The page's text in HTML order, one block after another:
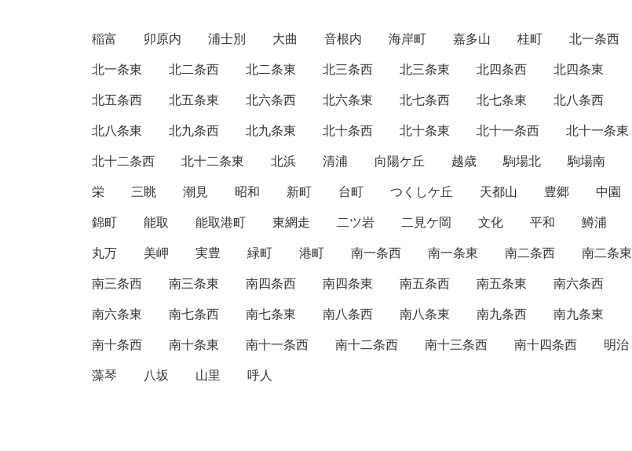
稲富 卯原内 浦士別 大曲 音根内 海岸町 嘉多山 桂町
北一条西
北一条東
北二条西 北二条東 北三条西 北三条東 北四条西
北四条東
北五条西
北五条東 北六条西 北六条東 北七条西 北七条東
北八条西
北八条東
北九条西 北九条東 北十条西 北十条東 北十一条西
北十一条東
北十二条西
北十二条東 北浜 清浦 向陽ケ丘 越歳 駒場北
駒場南
栄
三眺 潮見 昭和 新町 台町 つくしケ丘 天都山 豊郷
中園
錦町
能取 能取港町 東網走 二ツ岩 二見ケ岡 文化 平和
鱒浦
丸万
美岬 実豊 緑町 港町 南一条西 南一条東 南二条西
南二条東
南三条西
南三条東 南四条西 南四条東 南五条西 南五条東
南六条西
南六条東
南七条西 南七条東 南八条西 南八条東 南九条西
南九条東
南十条西
南十条東 南十一条西 南十二条西 南十三条西 南十四条西
明治
藻琴
八坂 山里 呼人